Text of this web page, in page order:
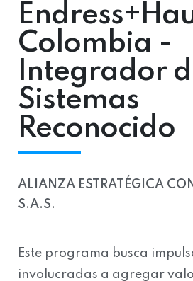
Colombia -
Integrador
Sistemas
Reconocido
ALIANZA ESTRATÉGICA
S.A.S.
Este programa busca
involucradas a agregar